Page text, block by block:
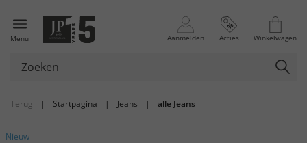
Menu Aanmelden Acties Winkelwagen
Terug | Startpagina | Jeans | alle Jeans
Nieuw